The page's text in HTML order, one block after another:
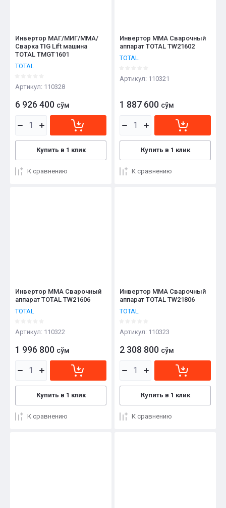
Инвертор МАГ/МИГ/ММА/
Сварка TIG Lift машина
TOTAL TMGT1601
TOTAL
Артикул: 110328
6 926 400 сўм
Купить в 1 клик
К сравнению
Инвертор ММА Сварочный
аппарат TOTAL TW21602
TOTAL
Артикул: 110321
1 887 600 сўм
Купить в 1 клик
К сравнению
Инвертор ММА Сварочный
аппарат TOTAL TW21606
TOTAL
Артикул: 110322
1 996 800 сўм
Купить в 1 клик
К сравнению
Инвертор ММА Сварочный
аппарат TOTAL TW21806
TOTAL
Артикул: 110323
2 308 800 сўм
Купить в 1 клик
К сравнению